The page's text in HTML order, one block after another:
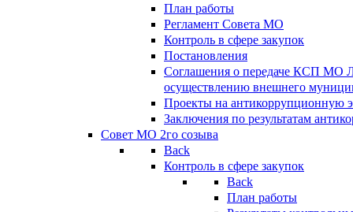
План работы
Регламент Совета МО
Контроль в сфере закупок
Постановления
Соглашения о передаче КСП МО
осуществлению внешнего
Проекты на антикоррупционную
Заключения по результатам
Совет МО 2го созыва
Back
Контроль в сфере закупок
Back
План работы